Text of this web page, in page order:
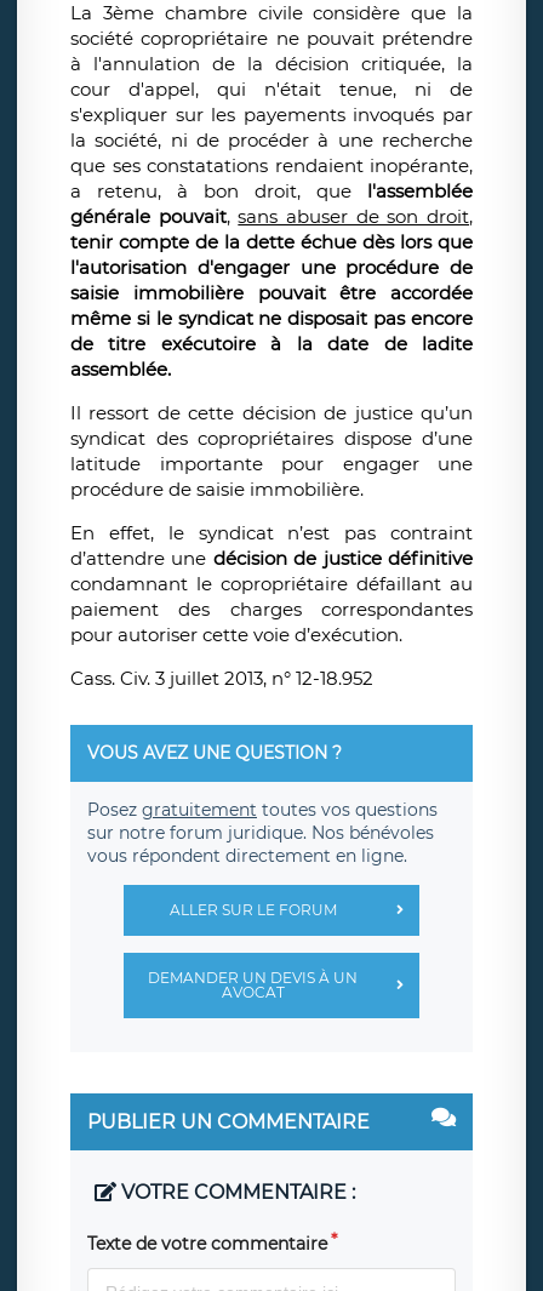
La 3ème chambre civile considère que la
société copropriétaire ne pouvait prétendre
à l'annulation de la décision critiquée, la
cour d'appel, qui n'était tenue, ni de
s'expliquer sur les payements invoqués par
la société, ni de procéder à une recherche
que ses constatations rendaient inopérante,
a retenu, à bon droit, que l'assemblée
générale pouvait,sans abuser de son droit,
tenir compte de la dette échue dès lors que
l'autorisation d'engager une procédure de
saisie immobilière pouvait être accordée
même si le syndicat ne disposait pas encore
de titre exécutoire à la date de ladite
assemblée.
Il ressort de cette décision de justice qu’un
syndicat des copropriétaires dispose d’une
latitude importante pour engager une
procédure de saisie immobilière.
En effet, le syndicat n’est pas contraint
d’attendre une décision de justice définitive
condamnant le copropriétaire défaillant au
paiement des charges correspondantes
pour autoriser cette voie d’exécution.
Cass. Civ. 3 juillet 2013, n° 12-18.952
VOUS AVEZ UNE QUESTION ?
Posez gratuitement toutes vos questions
sur notre forum juridique. Nos bénévoles
vous répondent directement en ligne.
ALLER SUR LE FORUM
DEMANDER UN DEVIS À UN
AVOCAT
PUBLIER UN COMMENTAIRE
VOTRE COMMENTAIRE :
Texte de votre commentaire